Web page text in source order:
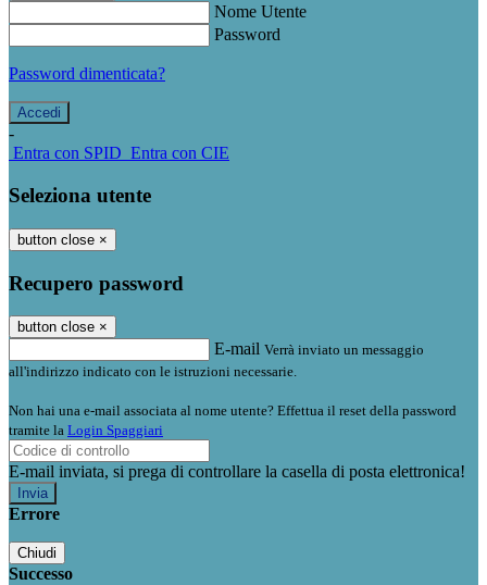
Nome Utente
Password
Password dimenticata?
-
Entra con SPID Entra con CIE
Seleziona utente
button close ×
Recupero password
button close ×
E-mail Verrà inviato un messaggio
all'indirizzo indicato con le istruzioni necessarie.
Non hai una e-mail associata al nome utente? Effettua il reset della password
tramite la Login Spaggiari
E-mail inviata, si prega di controllare la casella di posta elettronica!
Errore
Chiudi
Successo